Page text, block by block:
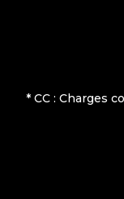
* CC : Charges